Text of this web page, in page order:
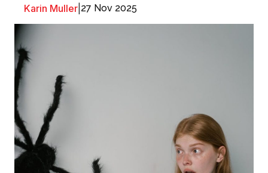
Karin Muller 27 Nov 2025